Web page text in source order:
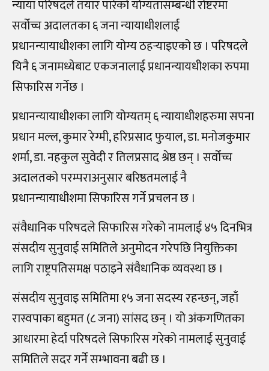
न्याया परिषदले तयार पारेको योग्यतासम्बन्धी रोष्टरमा
सर्वोच्च अदालतका ६ जना न्यायाधीशलाई
प्रधानन्यायाधीशका लागि योग्य ठहर्‍याइएको छ । परिषदले
यिनै ६ जनामध्येबाट एकजनालाई प्रधानन्यायधीशका रुपमा
सिफारिस गर्नेछ ।
प्रधानन्यायाधीशका लागि योग्यतम् ६ न्यायाधीशहरुमा सपना
प्रधान मल्ल, कुमार रेग्मी, हरिप्रसाद फुयाल, डा. मनोजकुमार
शर्मा, डा. नहकुल सुवेदी र तिलप्रसाद श्रेष्ठ छन् । सर्वोच्च
अदालतको परम्पराअनुसार बरिष्ठतमलाई नै
प्रधानन्यायाधीशमा सिफारिस गर्ने प्रचलन छ ।
संवैधानिक परिषदले सिफारिस गरेको नामलाई ४५ दिनभित्र
संसदीय सुनुवाई समितिले अनुमोदन गरेपछि नियुक्तिका
लागि राष्ट्रपतिसमक्ष पठाइने संवैधानिक व्यवस्था छ ।
संसदीय सुनुवाइ समितिमा १५ जना सदस्य रहन्छन्, जहाँ
रास्वपाका बहुमत (८ जना) सांसद छन् । यो अंकगणितका
आधारमा हेर्दा परिषदले सिफारिस गरेको नामलाई सुनुवाई
समितिले सदर गर्ने सम्भावना बढी छ ।